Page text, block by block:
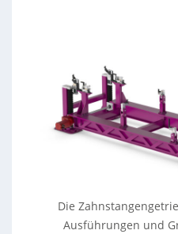
Die
Ausführungen und